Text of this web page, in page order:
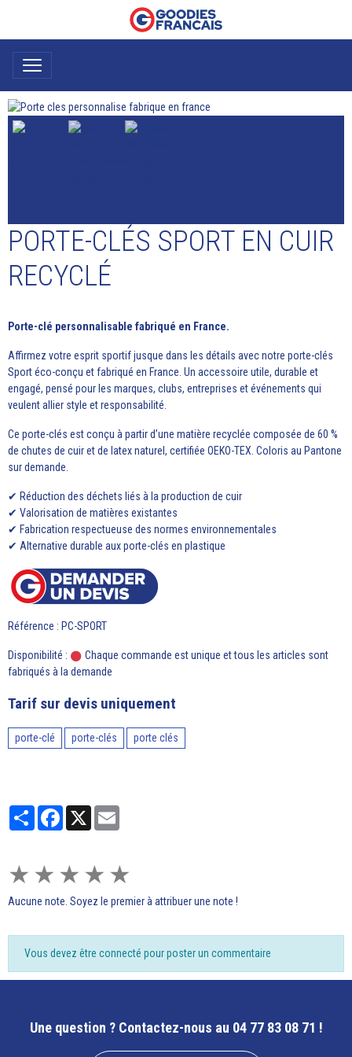
PORTE-CLÉS SPORT EN CUIR
RECYCLÉ
Porte-clé personnalisable fabriqué en France.
Affirmez votre esprit sportif jusque dans les détails avec notre porte-clés
Sport éco-conçu et fabriqué en France. Un accessoire utile, durable et
engagé, pensé pour les marques, clubs, entreprises et événements qui
veulent allier style et responsabilité.
Ce porte-clés est conçu à partir d’une matière recyclée composée de 60 %
de chutes de cuir et de latex naturel, certifiée OEKO-TEX. Coloris au Pantone
sur demande.
✔ Réduction des déchets liés à la production de cuir
✔ Valorisation de matières existantes
✔ Fabrication respectueuse des normes environnementales
✔ Alternative durable aux porte-clés en plastique
Référence : PC-SPORT
Disponibilité :
Chaque commande est unique et tous les articles sont
fabriqués à la demande
Tarif sur devis uniquement
porte-clé porte-clés porte clés
PartagerFacebook
X
★ ★ ★ ★ ★
Aucune note. Soyez le premier à attribuer une note !
Vous devez être connecté pour poster un commentaire
Une question ? Contactez-nous au 04 77 83 08 71 !